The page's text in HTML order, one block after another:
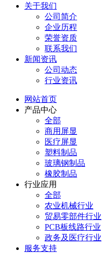
关于我们
公司简介
企业历程
荣誉资质
联系我们
新闻资讯
公司动态
行业资讯
网站首页
产品中心
全部
商用屏显
医疗屏显
塑料制品
玻璃钢制品
橡胶制品
行业应用
全部
农业机械行业
贸易零部件行业
PCB板线路行业
政务及医疗行业
服务支持